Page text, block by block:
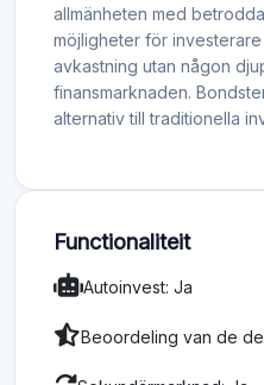
allmänheten med
möjligheter för
avkastning utan någon
finansmarknaden.
alternativ till traditionella
Functionaliteit
Autoinvest: Ja
Beoordeling van de